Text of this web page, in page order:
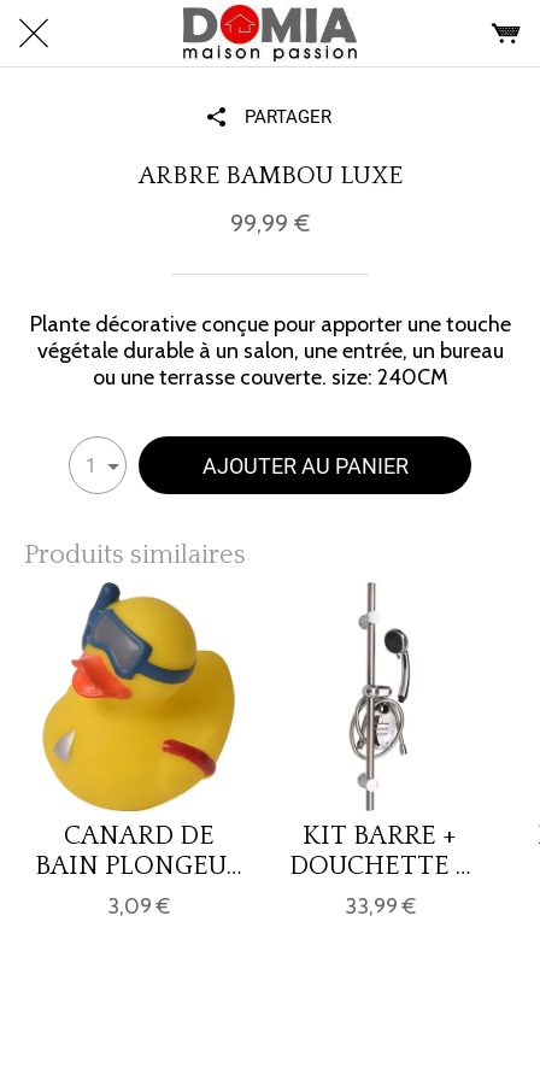
PARTAGER
ARBRE BAMBOU LUXE
99,99 €
Plante décorative conçue pour apporter une touche
végétale durable à un salon, une entrée, un bureau
ou une terrasse couverte. size: 240CM
1 AJOUTER AU PANIER
Produits similaires
CANARD DE
BAIN PLONGEUR
- ENFANTINE
3,09 €
KIT BARRE +
DOUCHETTE 4
FONCTIONS ET
ANTICALCAIRE
33,99 €